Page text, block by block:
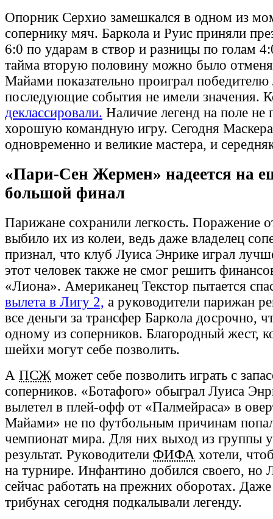
Опорник Серхио замешкался в одном из
сопернику мяч. Баркола и Руис приняли
6:0 по ударам в створ и разницы по голам
тайма вторую половину можно было
Майами показательно проиграл
последующие события не имели значения.
деклассировали. Наличие легенд на поле не
хорошую командную игру. Сегодня
одновременно и великие мастера, и
«Пари-Сен Жермен» надеется на
большой финал
Парижане сохранили легкость. Поражение
выбило их из колеи, ведь даже владелец
признал, что клуб Луиса Энрике играл
этот человек также не смог решить
«Лиона». Американец Текстор пытается
вылета в Лигу 2, а руководители парижан
все деньги за трансфер Баркола досрочно,
одному из соперников. Благородный жест,
шейхи могут себе позволить.
А ПСЖ может себе позволить играть с
соперников. «Ботафого» обыграл Луиса
вылетел в плей-офф от «Палмейраса» в
Майами» не по футбольным причинам
чемпионат мира. Для них выход из группы
результат. Руководители ФИФА хотели,
на турнире. Инфантино добился своего, но
сейчас работать на прежних оборотах.
трибунах сегодня подкалывали легенду.